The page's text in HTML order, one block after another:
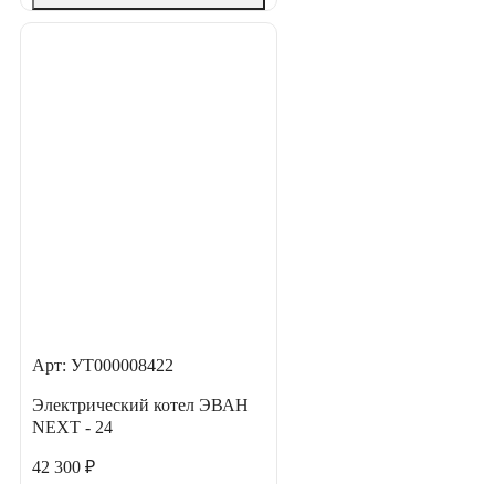
Арт: УТ000008422
Электрический котел ЭВАН
NEXT - 24
42 300 ₽